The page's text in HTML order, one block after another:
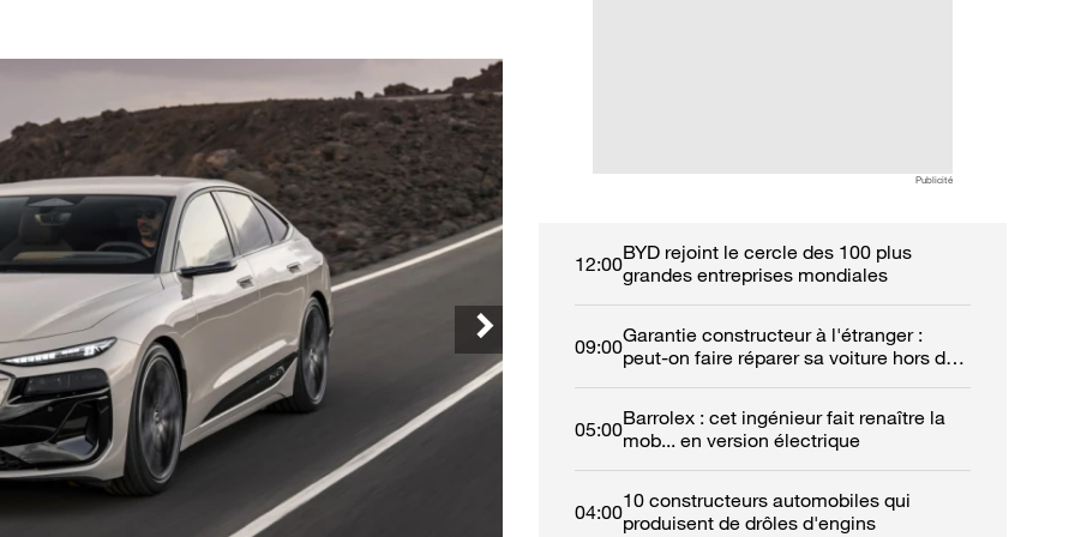
Publicité
12:00BYD rejoint le cercle des 100 plus
grandes entreprises mondiales
09:00Garantie constructeur à l'étranger :
peut-on faire réparer sa voiture hors de
05:00Barrolex : cet ingénieur fait renaître la
mob... en version électrique
04:0010 constructeurs automobiles qui
produisent de drôles d'engins